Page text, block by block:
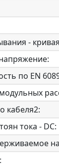
-
по EN
кабеля2:
тока - DC: